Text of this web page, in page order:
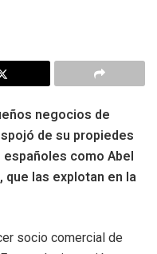
negocios de
de su propiedes
como Abel
que las explotan en la
socio comercial de